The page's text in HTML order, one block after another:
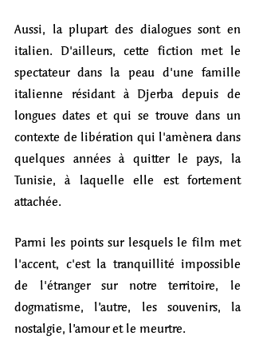
Aussi, la plupart des dialogues sont en
italien. D'ailleurs, cette fiction met le
spectateur dans la peau d'une famille
italienne résidant à Djerba depuis de
longues dates et qui se trouve dans un
contexte de libération qui l'amènera dans
quelques années à quitter le pays, la
Tunisie, à laquelle elle est fortement
attachée.
Parmi les points sur lesquels le film met
l'accent, c'est la tranquillité impossible
de l'étranger sur notre territoire, le
dogmatisme, l’autre, les souvenirs, la
nostalgie, l’amour et le meurtre.